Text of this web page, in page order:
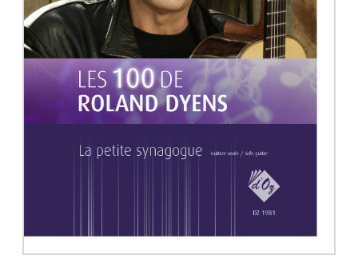
AUTRES PRODUITS